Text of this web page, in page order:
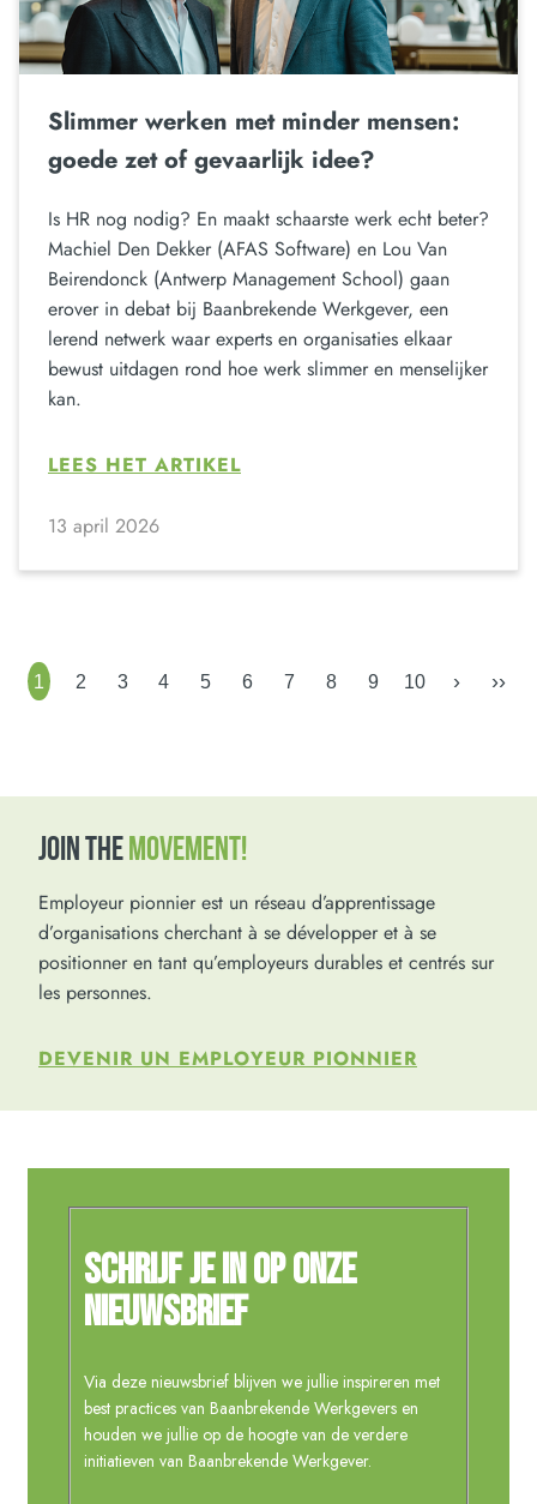
Slimmer werken met minder mensen:
goede zet of gevaarlijk idee?
Is HR nog nodig? En maakt schaarste werk echt beter?
Machiel Den Dekker (AFAS Software) en Lou Van
Beirendonck (Antwerp Management School) gaan
erover in debat bij Baanbrekende Werkgever, een
lerend netwerk waar experts en organisaties elkaar
bewust uitdagen rond hoe werk slimmer en menselijker
kan.
LEES HET ARTIKEL
13 april 2026
1 2 3 4 5 6 7 8 9 10 › ››
JOIN THEMOVEMENT!
Employeur pionnier est un réseau d’apprentissage
d’organisations cherchant à se développer et à se
positionner en tant qu’employeurs durables et centrés sur
les personnes.
DEVENIR UN EMPLOYEUR PIONNIER